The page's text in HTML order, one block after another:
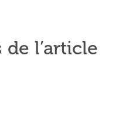
l’article